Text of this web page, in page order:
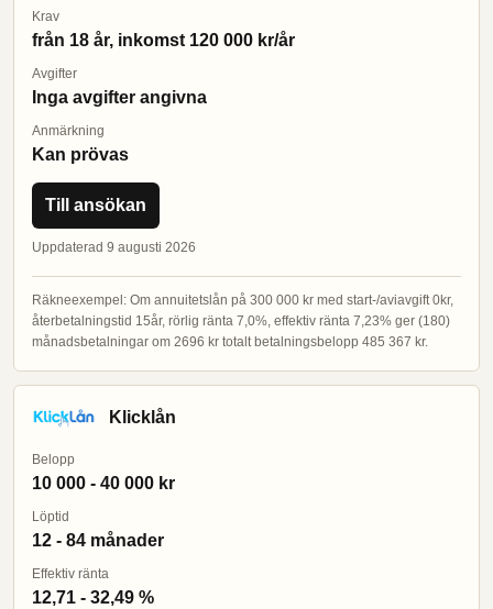
Krav
från 18 år, inkomst 120 000 kr/år
Avgifter
Inga avgifter angivna
Anmärkning
Kan prövas
Till ansökan
Uppdaterad 9 augusti 2026
Räkneexempel: Om annuitetslån på 300 000 kr med start-/aviavgift 0kr,
återbetalningstid 15år, rörlig ränta 7,0%, effektiv ränta 7,23% ger (180)
månadsbetalningar om 2696 kr totalt betalningsbelopp 485 367 kr.
Klicklån
Belopp
10 000 - 40 000 kr
Löptid
12 - 84 månader
Effektiv ränta
12,71 - 32,49 %